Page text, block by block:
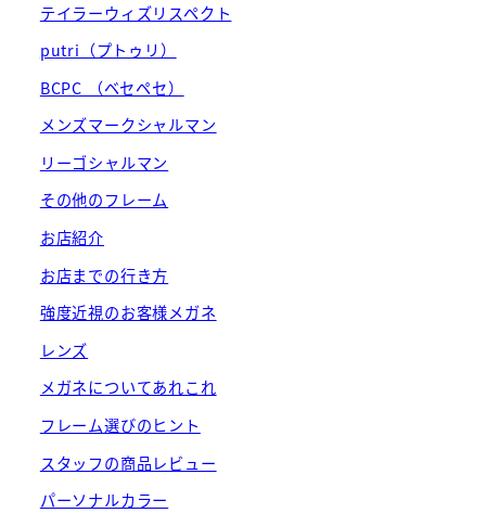
テイラーウィズリスペクト
putri（プトゥリ）
BCPC （ベセペセ）
メンズマークシャルマン
リーゴシャルマン
その他のフレーム
お店紹介
お店までの行き方
強度近視のお客様メガネ
レンズ
メガネについてあれこれ
フレーム選びのヒント
スタッフの商品レビュー
パーソナルカラー